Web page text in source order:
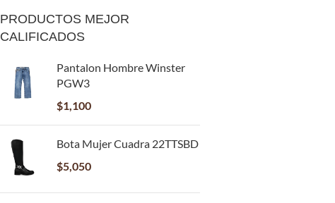
PRODUCTOS MEJOR
CALIFICADOS
Pantalon Hombre Winster
PGW3
$1,100
Bota Mujer Cuadra 22TTSBD
$5,050